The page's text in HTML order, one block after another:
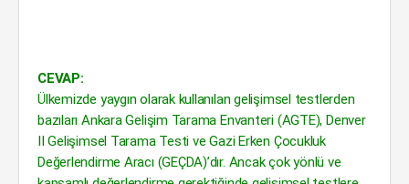
CEVAP:
Ülkemizde yaygın olarak kullanılan gelişimsel testlerden
bazıları Ankara Gelişim Tarama Envanteri (AGTE), Denver
II Gelişimsel Tarama Testi ve Gazi Erken Çocukluk
Değerlendirme Aracı (GEÇDA)’dır. Ancak çok yönlü ve